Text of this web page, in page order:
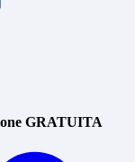
GRATUITA